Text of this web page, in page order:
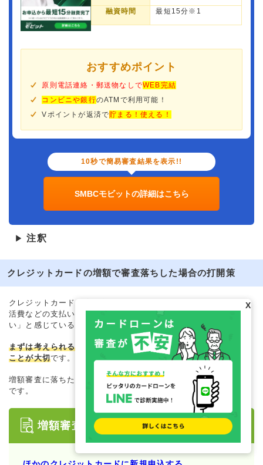
融資時間 最短15分※1
おすすめポイント
原則電話連絡・郵送物なしでWEB完結
コンビニや銀行のATMで利用可能！
Vポイントが返済で貯まる！使える！
10秒で簡易審査結果を表示!!
SMBCモビットの詳細はこちら
▶ 注釈
クレジットカードの増額で審査落ちした場合の打開策
クレジットカードの増額審査に落ちてしまった人のなかには、生
活費などの支払いにお金が必要で、「今の利用限度額では足りな
い」と感じている人もいるでしょう。
まずは考えられる理由を整理し、それに応じた対処法を検討する
ことが大切です。
増額審査に落ちた場合に検討できる主な打開策は、以下のとおり
です。
増額審査に落ちた場合の打開策
X